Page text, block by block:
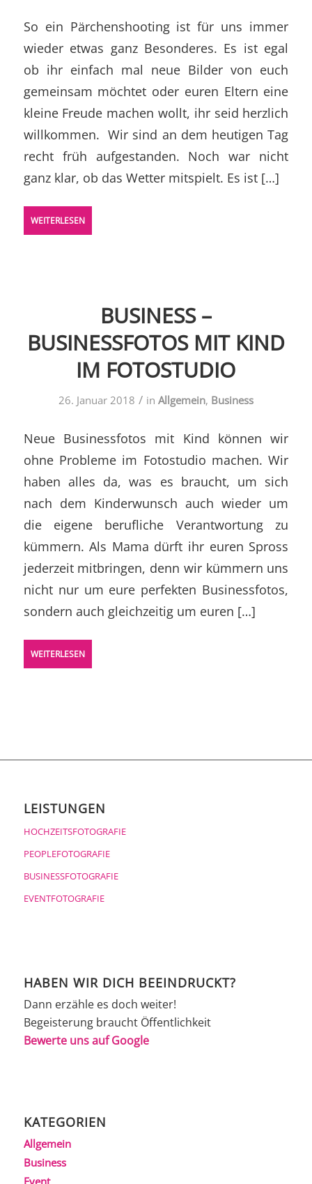
So ein Pärchenshooting ist für uns immer
wieder etwas ganz Besonderes. Es ist egal
ob ihr einfach mal neue Bilder von euch
gemeinsam möchtet oder euren Eltern eine
kleine Freude machen wollt, ihr seid herzlich
willkommen. Wir sind an dem heutigen Tag
recht früh aufgestanden. Noch war nicht
ganz klar, ob das Wetter mitspielt. Es ist […]
WEITERLESEN
BUSINESS –
BUSINESSFOTOS MIT KIND
IM FOTOSTUDIO
26. Januar 2018 / in Allgemein, Business
Neue Businessfotos mit Kind können wir
ohne Probleme im Fotostudio machen. Wir
haben alles da, was es braucht, um sich
nach dem Kinderwunsch auch wieder um
die eigene berufliche Verantwortung zu
kümmern. Als Mama dürft ihr euren Spross
jederzeit mitbringen, denn wir kümmern uns
nicht nur um eure perfekten Businessfotos,
sondern auch gleichzeitig um euren […]
WEITERLESEN
LEISTUNGEN
HOCHZEITSFOTOGRAFIE
PEOPLEFOTOGRAFIE
BUSINESSFOTOGRAFIE
EVENTFOTOGRAFIE
HABEN WIR DICH BEEINDRUCKT?
Dann erzähle es doch weiter!
Begeisterung braucht Öffentlichkeit
Bewerte uns auf Google
KATEGORIEN
Allgemein
Business
Event